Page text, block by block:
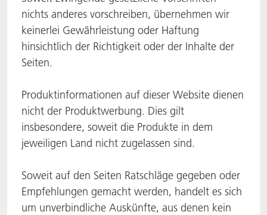
nichts anderes vorschreiben, übernehmen wir
keinerlei Gewährleistung oder Haftung
hinsichtlich der Richtigkeit oder der Inhalte der
Seiten.
Produktinformationen auf dieser Website dienen
nicht der Produktwerbung. Dies gilt
insbesondere, soweit die Produkte in dem
jeweiligen Land nicht zugelassen sind.
Soweit auf den Seiten Ratschläge gegeben oder
Empfehlungen gemacht werden, handelt es sich
um unverbindliche Auskünfte, aus denen kein
ACTNext
BlisterKote
FoodSafe
MotionCoat
PakSafe
PROVALIN
Let's ACT
FAQ
ACTEGA Rhenacoat
ACTEGA Schmid Rhyner